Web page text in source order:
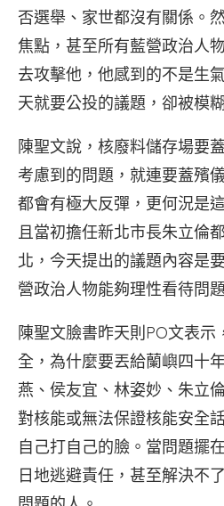
否選舉、家世都沒有關係。
焦點，甚至所有藍營政治人
去攻擊他，他感到的不是生
天就要公投的議題，卻被模
陳聖文說，核廢料儲存場要
考慮到的問題，就連要蓋殯
都會有極大反彈，更何況是
且當初擔任新北市長朱立倫
北，今天提出的議題內容是
營政治人物能夠理性看待問
陳聖文臉書昨天則PO文表示
全，為什麼要丟給蘭嶼四十
燕、侯友宜、林姿妙、朱立
對核能或無法保證核能安全
自己打自己的臉。當問題擺
日地逃避責任，甚至解決不